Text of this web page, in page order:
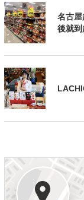
名古屋
後就到